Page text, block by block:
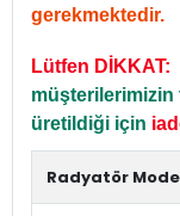
gerekmektedir.
Lütfen DİKKAT:
müşterilerimizin
üretildiği için
Radyatör